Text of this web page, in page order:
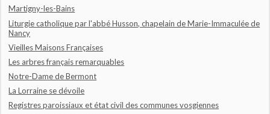
Martigny-les-Bains
Liturgie catholique par l'abbé Husson, chapelain de Marie-Immaculée de
Nancy
Vieilles Maisons Françaises
Les arbres français remarquables
Notre-Dame de Bermont
La Lorraine se dévoile
Registres paroissiaux et état civil des communes vosgiennes